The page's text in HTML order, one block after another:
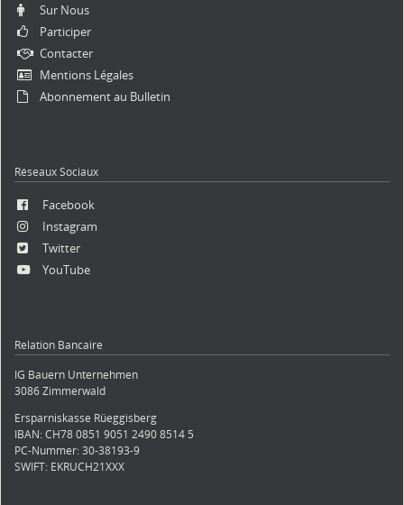
Sur Nous
Participer
Contacter
Mentions Légales
Abonnement au Bulletin
Réseaux Sociaux
Facebook
Instagram
Twitter
YouTube
Relation Bancaire
IG Bauern Unternehmen
3086 Zimmerwald
Ersparniskasse Rüeggisberg
IBAN: CH78 0851 9051 2490 8514 5
PC-Nummer: 30-38193-9
SWIFT: EKRUCH21XXX